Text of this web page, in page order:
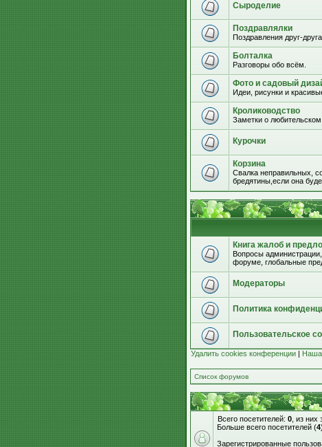
Сыроделие
Поздравлялки
Поздравления друг-
Болталка
Разговоры обо всём.
Фото и садовый
Идеи, рисунки и
Кролиководство
Заметки о
Курочки
Корзина
Свалка неправильных,
бредятины,если она
Книга жалоб и
Вопросы
форуме, глобальные
Модераторы
Политика
Пользовательское
Удалить cookies конференции | Наша
Список форумов
Всего посетителей: 0 , из
Больше всего посетителей (4
Зарегистрированные